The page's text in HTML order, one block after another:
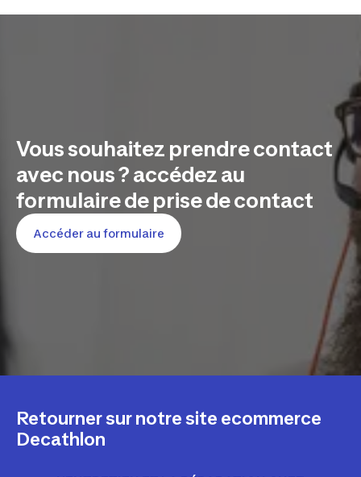
Vous souhaitez prendre contact
avec nous ? accédez au
formulaire de prise de contact
Accéder au formulaire
Retourner sur notre site ecommerce
Decathlon